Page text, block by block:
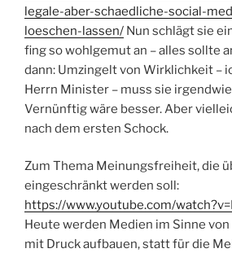
legale-aber-schaedliche-social-
loeschen-lassen/ Nun schlägt sie
fing so wohlgemut an – alles sollte
dann: Umzingelt von Wirklichkeit –
Herrn Minister – muss sie
Vernünftig wäre besser. Aber
nach dem ersten Schock.
Zum Thema Meinungsfreiheit, die
eingeschränkt werden soll:
https://www.youtube.com/
Heute werden Medien im Sinne
mit Druck aufbauen, statt für die